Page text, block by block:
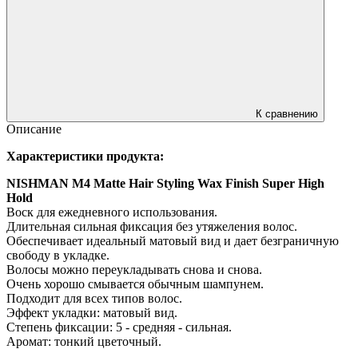
К сравнению
Описание
Характеристики продукта:
NISHMAN M4 Matte Hair Styling Wax Finish Super High
Hold
Воск для ежедневного использования.
Длительная сильная фиксация без утяжеления волос.
Обеспечивает идеальный матовый вид и дает безграничную
свободу в укладке.
Волосы можно переукладывать снова и снова.
Очень хорошо смывается обычным шампунем.
Подходит для всех типов волос.
Эффект укладки: матовый вид.
Степень фиксации: 5 - средняя - сильная.
Аромат: тонкий цветочный.